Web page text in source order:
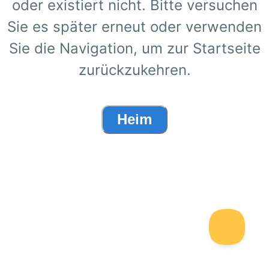
oder existiert nicht. Bitte versuchen
Sie es später erneut oder verwenden
Sie die Navigation, um zur Startseite
zurückzukehren.
Heim